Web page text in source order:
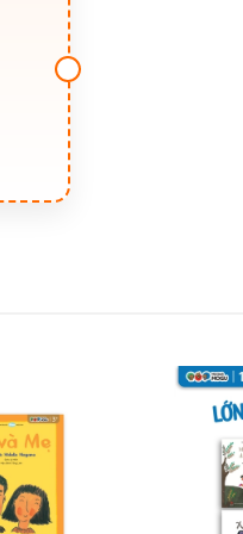
tự
của